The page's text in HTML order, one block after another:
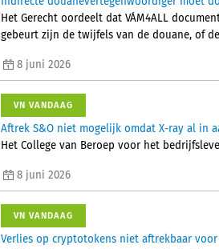
Het Gerecht oordeelt dat VÁM4ALL
gebeurt zijn de twijfels van de douane, of
8 juni 2026
VN VANDAAG
Aftrek S&O niet mogelijk omdat X-ray al in
Het College van Beroep voor het
8 juni 2026
VN VANDAAG
Verlies op cryptotokens niet aftrekbaar